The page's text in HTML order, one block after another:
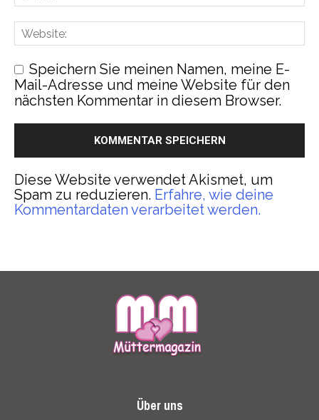
Speichern Sie meinen Namen, meine E-
Mail-Adresse und meine Website für den
nächsten Kommentar in diesem Browser.
Diese Website verwendet Akismet, um
Spam zu reduzieren. Erfahre, wie deine
Kommentardaten verarbeitet werden.
Über uns